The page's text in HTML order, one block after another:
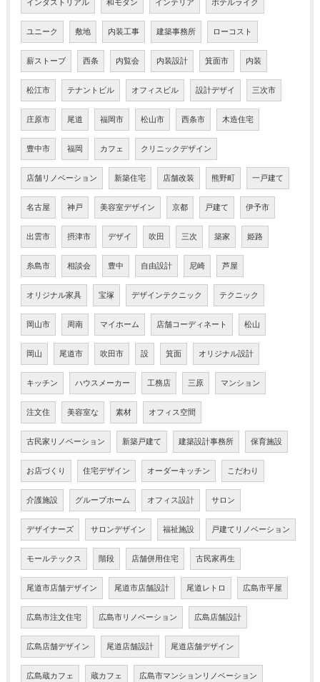
インダストリアル 和モダン インテリア ホテルライク
ユニーク 敷地 内装工事 建築事務所 ローコスト
薪ストーブ 西条 内覧会 内装設計 箕面市 内装
松江市 テナントビル オフィスビル 設計デザイ 三次市
庄原市 尾道 福岡市 松山市 西条市 木造住宅
豊中市 福岡 カフェ クリニックデザイン
店舗リノベーション 新築住宅 店舗改装 熊野町 一戸建て
名古屋 神戸 美容室デザイン 京都 戸建て 伊予市
出雲市 摂津市 デザイ 吹田 三次 築家 姫路
糸島市 相談会 豊中 自由設計 尼崎 芦屋
オリジナル家具 宝塚 デザインテクニック テクニック
岡山市 周南 マイホーム 店舗コーディネート 松山
岡山 尾道市 吹田市 設 箕面 オリジナル設計
キッチン ハウスメーカー 工務店 三原 マンション
注文住 美容室な 素材 オフィス空間
古民家リノベーション 新築戸建て 建築設計事務所 保育施設
お店づくり 住宅デザイン オーダーキッチン こだわり
介護施設 グループホーム オフィス設計 サロン
デザイナーズ サロンデザイン 福祉施設 戸建てリノベーション
モールテックス 階段 店舗併用住宅 古民家再生
尾道市店舗デザイン 尾道市店舗設計 尾道レトロ 広島市平屋
広島市注文住宅 広島市リノベーション 広島店舗設計
広島店舗デザイン 尾道店舗設計 尾道店舗デザイン
広島蔵カフェ 蔵カフェ 広島市マンションリノベーション